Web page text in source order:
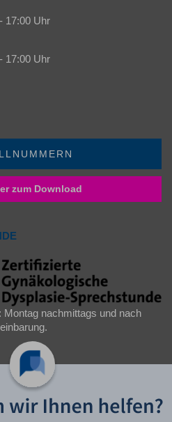
17:00 Uhr
17:00 Uhr
zum Download
nachmittags und nach